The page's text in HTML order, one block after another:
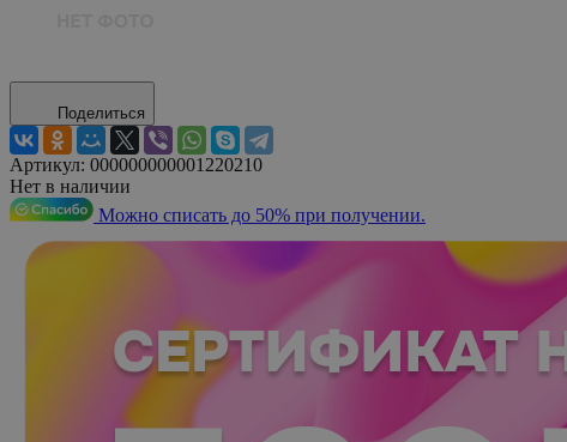
Поделиться
Артикул: 000000000001220210
Нет в наличии
Можно списать до 50% при получении.